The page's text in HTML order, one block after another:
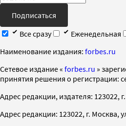
Подписаться
Все сразу
Еженедельная
Наименование издания: forbes.ru
Cетевое издание « forbes.ru »
принятия решения о регистрации:
Адрес редакции, издателя: 123022,
Адрес редакции: 123022, г. Москва,